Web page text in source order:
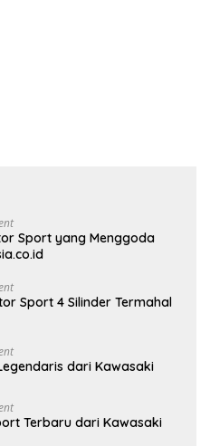
Sport yang Menggoda
Sport 4 Silinder Termahal
dari Kawasaki
Terbaru dari Kawasaki